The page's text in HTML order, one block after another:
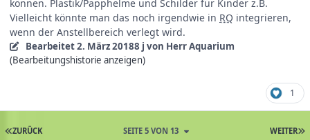
können. Plastik/Papphelme und Schilder für Kinder z.B.
Vielleicht könnte man das noch irgendwie in RQ integrieren,
wenn der Anstellbereich verlegt wird.
Bearbeitet2. März 20188 j von Herr Aquarium
(Bearbeitungshistorie anzeigen)
1
ZURÜCK WEITER
SEITE 5 VON 13